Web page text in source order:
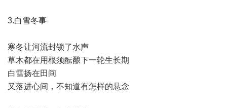
3.白雪冬事
寒冬让河流封锁了水声
草木都在用根须酝酿下一轮生长期
白雪扬在田间
又落进心间，不知道有怎样的悬念